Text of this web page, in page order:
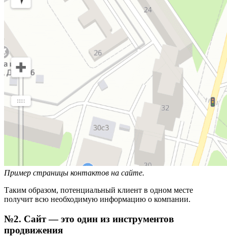
Пример страницы контактов на сайте.
Таким образом, потенциальный клиент в одном месте
получит всю необходимую информацию о компании.
№2. Сайт — это один из инструментов
продвижения